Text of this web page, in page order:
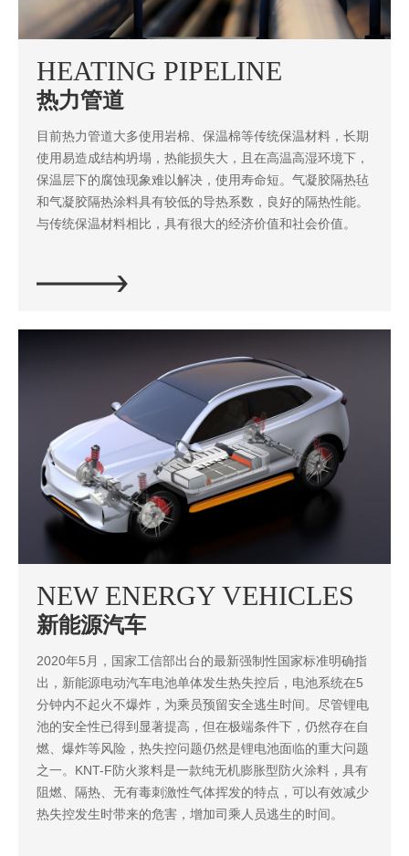
HEATING PIPELINE
热力管道
目前热力管道大多使用岩棉、保温棉等传统保温材料，长期
使用易造成结构坍塌，热能损失大，且在高温高湿环境下，
保温层下的腐蚀现象难以解决，使用寿命短。气凝胶隔热毡
和气凝胶隔热涂料具有较低的导热系数，良好的隔热性能。
与传统保温材料相比，具有很大的经济价值和社会价值。
NEW ENERGY VEHICLES
新能源汽车
2020年5月，国家工信部出台的最新强制性国家标准明确指
出，新能源电动汽车电池单体发生热失控后，电池系统在5
分钟内不起火不爆炸，为乘员预留安全逃生时间。尽管锂电
池的安全性已得到显著提高，但在极端条件下，仍然存在自
燃、爆炸等风险，热失控问题仍然是锂电池面临的重大问题
之一。KNT-F防火浆料是一款纯无机膨胀型防火涂料，具有
阻燃、隔热、无有毒刺激性气体挥发的特点，可以有效减少
热失控发生时带来的危害，增加司乘人员逃生的时间。